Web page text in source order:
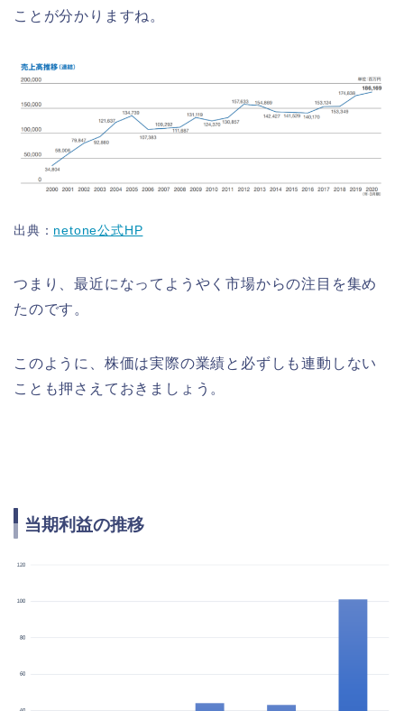
ことが分かりますね。
出典： netone公式HP
つまり、最近になってようやく市場からの注目を集め
たのです。
このように、株価は実際の業績と必ずしも連動しない
ことも押さえておきましょう。
当期利益の推移